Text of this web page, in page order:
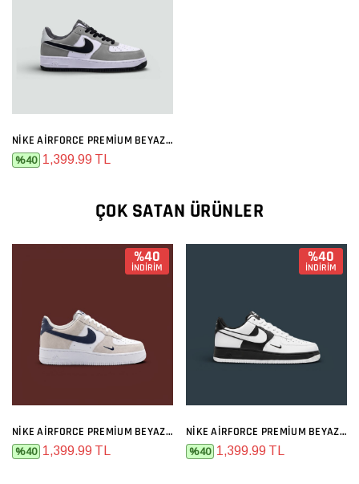
NIKE AIRFORCE PREMIUM BEYAZ GRI SIYAH
%40 1,399.99 TL
ÇOK SATAN ÜRÜNLER
%40
İNDİRİM
NIKE AIRFORCE PREMIUM BEYAZ GRI LACIVERT
%40 1,399.99 TL
%40
İNDİRİM
NIKE AIRFORCE PREMIUM BEYAZ SIYAH
%40 1,399.99 TL